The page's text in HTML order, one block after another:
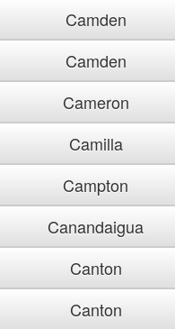
Camden
Camden
Cameron
Camilla
Campton
Canandaigua
Canton
Canton